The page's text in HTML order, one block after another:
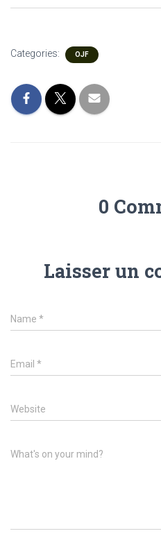
Categories: OJF
0
Laisser un
Name *
Email *
Website
What's on your mind?